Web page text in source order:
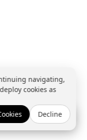
navigating,
cookies as
Decline
une démo →